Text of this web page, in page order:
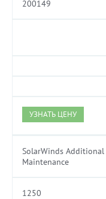
200149
УЗНАТЬ ЦЕНУ
SolarWinds Additional
Maintenance
1250